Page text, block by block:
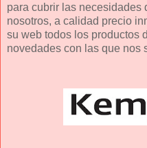
para cubrir las necesidades
nosotros, a calidad precio
su web todos los productos
novedades con las que nos